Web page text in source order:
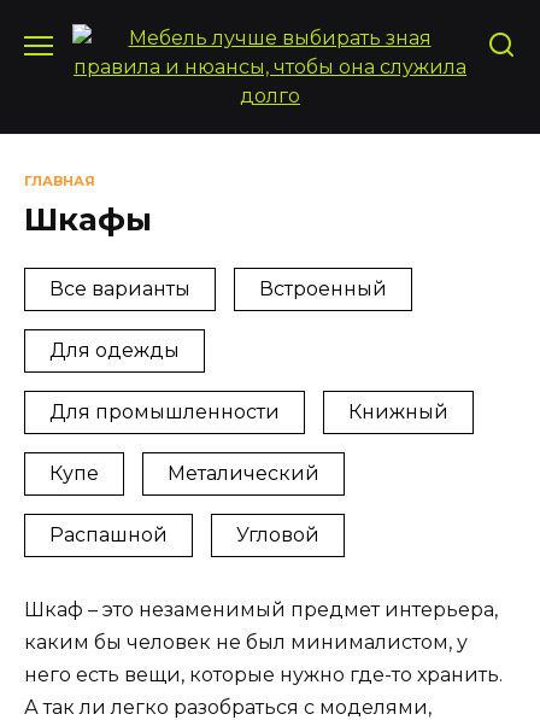
содержанию
ГЛАВНАЯ
Шкафы
Все варианты Встроенный
Для одежды
Для промышленности Книжный
Купе Металический
Распашной Угловой
Шкаф – это незаменимый предмет интерьера,
каким бы человек не был минималистом, у
него есть вещи, которые нужно где-то хранить.
А так ли легко разобраться с моделями,